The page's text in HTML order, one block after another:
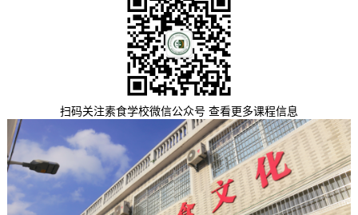
扫码关注素食学校微信公众号 查看更多课程信息